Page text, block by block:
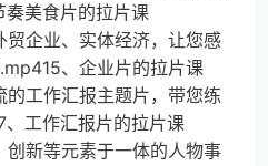
奏美食片的拉片课
企业、实体经济，让您感
、企业片的拉片课
工作汇报主题片，带您练
工作汇报片的拉片课
新等元素于一体的人物事